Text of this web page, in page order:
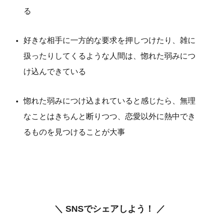
る
好きな相手に一方的な要求を押しつけたり、雑に
扱ったりしてくるような人間は、惚れた弱みにつ
け込んできている
惚れた弱みにつけ込まれていると感じたら、無理
なことはきちんと断りつつ、恋愛以外に熱中でき
るものを見つけることが大事
＼ SNSでシェアしよう！ ／